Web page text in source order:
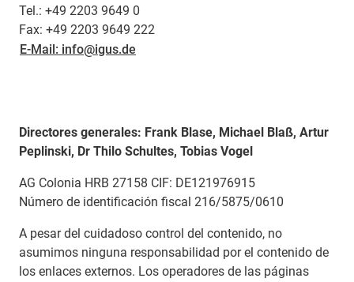
Tel.: +49 2203 9649 0
Fax: +49 2203 9649 222
E-Mail: info@igus.de
Directores generales: Frank Blase, Michael Blaß, Artur
Peplinski, Dr Thilo Schultes, Tobias Vogel
AG Colonia HRB 27158 CIF: DE121976915
Número de identificación fiscal 216/5875/0610
A pesar del cuidadoso control del contenido, no
asumimos ninguna responsabilidad por el contenido de
los enlaces externos. Los operadores de las páginas